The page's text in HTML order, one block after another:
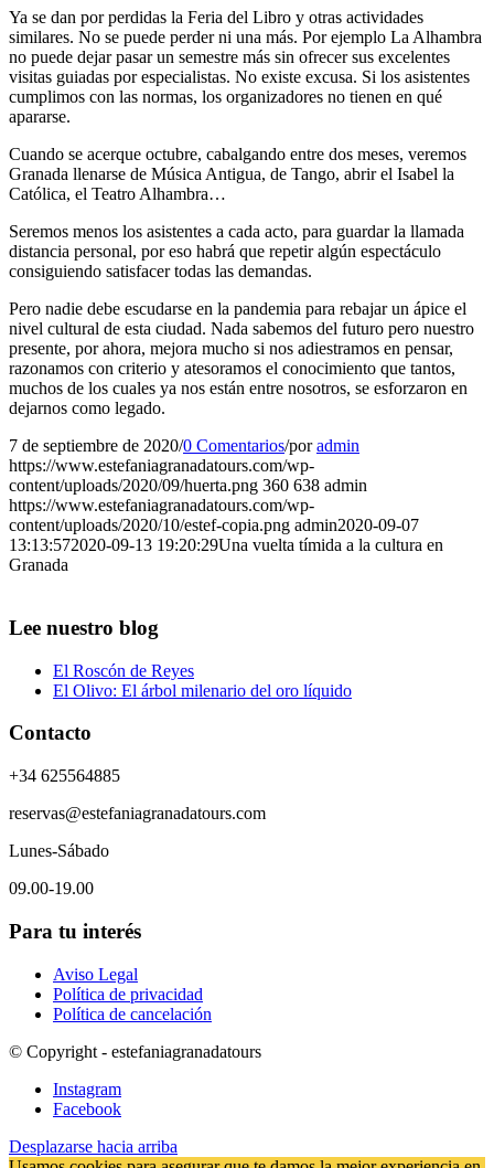
Ya se dan por perdidas la Feria del Libro y otras actividades
similares. No se puede perder ni una más. Por ejemplo La Alhambra
no puede dejar pasar un semestre más sin ofrecer sus excelentes
visitas guiadas por especialistas. No existe excusa. Si los asistentes
cumplimos con las normas, los organizadores no tienen en qué
apararse.
Cuando se acerque octubre, cabalgando entre dos meses, veremos
Granada llenarse de Música Antigua, de Tango, abrir el Isabel la
Católica, el Teatro Alhambra…
Seremos menos los asistentes a cada acto, para guardar la llamada
distancia personal, por eso habrá que repetir algún espectáculo
consiguiendo satisfacer todas las demandas.
Pero nadie debe escudarse en la pandemia para rebajar un ápice el
nivel cultural de esta ciudad. Nada sabemos del futuro pero nuestro
presente, por ahora, mejora mucho si nos adiestramos en pensar,
razonamos con criterio y atesoramos el conocimiento que tantos,
muchos de los cuales ya nos están entre nosotros, se esforzaron en
dejarnos como legado.
7 de septiembre de 2020/0 Comentarios/poradmin
https://www.estefaniagranadatours.com/wp-
content/uploads/2020/09/huerta.png 360 638 admin
https://www.estefaniagranadatours.com/wp-
content/uploads/2020/10/estef-copia.png admin2020-09-07
13:13:572020-09-13 19:20:29Una vuelta tímida a la cultura en
Granada
Lee nuestro blog
El Roscón de Reyes
El Olivo: El árbol milenario del oro líquido
Contacto
+34 625564885
reservas@estefaniagranadatours.com
Lunes-Sábado
09.00-19.00
Para tu interés
Aviso Legal
Política de privacidad
Política de cancelación
© Copyright - estefaniagranadatours
Instagram
Facebook
Desplazarse hacia arriba